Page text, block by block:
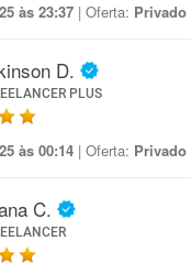
às 23:37 | Oferta: Privado
D.
PLUS
às 00:14 | Oferta: Privado
C.